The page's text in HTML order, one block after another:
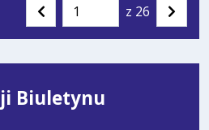
Poprzednia
Przejdź
do
z 26
Biuletynu